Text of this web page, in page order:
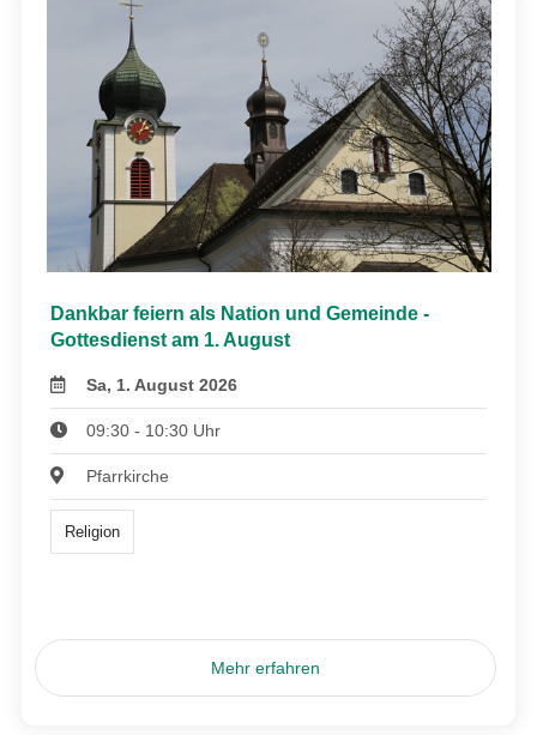
Dankbar feiern als Nation und Gemeinde -
Gottesdienst am 1. August
Sa, 1. August 2026
09:30 - 10:30 Uhr
Pfarrkirche
Religion
Mehr erfahren